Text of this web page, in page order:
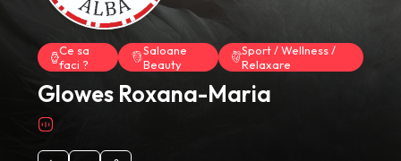
Ce sa
faci ?
Saloane
Beauty
Sport / Wellness /
Relaxare
Glowes Roxana-Maria